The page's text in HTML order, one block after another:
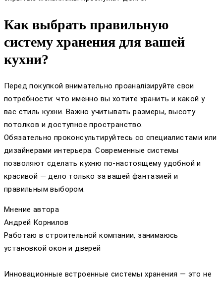
Как выбрать правильную
систему хранения для вашей
кухни?
Перед покупкой внимательно проаналізируйте свои
потребности: что именно вы хотите хранить и какой у
вас стиль кухни. Важно учитывать размеры, высоту
потолков и доступное пространство.
Обязательно проконсультируйтесь со специалистами или
дизайнерами интерьера. Современные системы
позволяют сделать кухню по-настоящему удобной и
красивой — дело только за вашей фантазией и
правильным выбором.
Мнение автора
Андрей Корнилов
Работаю в строительной компании, занимаюсь
установкой окон и дверей
Инновационные встроенные системы хранения — это не